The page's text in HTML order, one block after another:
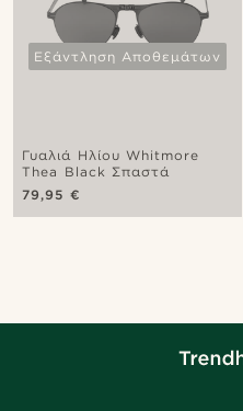
Εξάντληση Αποθεμάτων
Γυαλιά Ηλίου Whitmore
Thea Black Σπαστά
79,95 €